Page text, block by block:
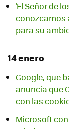
'El Señor de
conozcamos
para su
14 enero
Google, que
anuncia que
con las
Microsoft